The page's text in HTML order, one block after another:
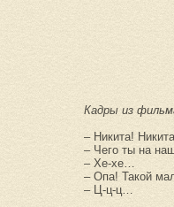
Кадры из
– Никита!
– Чего ты на
– Хе-хе…
– Опа! Такой
– Ц-ц-ц…